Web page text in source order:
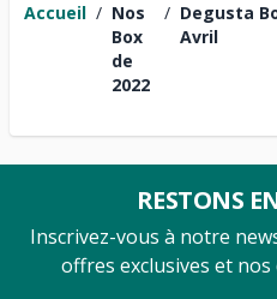
Accueil / Nos
Box
de
2022
/ Degusta
Avril
RESTONS
Inscrivez-vous à notre
offres exclusives et